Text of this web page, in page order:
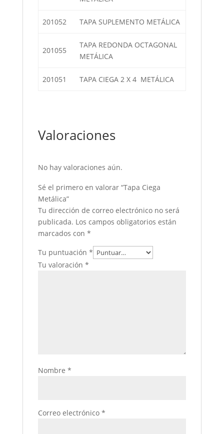
201052 TAPA SUPLEMENTO METÁLICA
201055
TAPA REDONDA OCTAGONAL
METÁLICA
201051 TAPA CIEGA 2 X 4 METÁLICA
Valoraciones
No hay valoraciones aún.
Sé el primero en valorar “Tapa Ciega
Metálica”
Tu dirección de correo electrónico no será
publicada. Los campos obligatorios están
marcados con *
Tu puntuación *
Tu valoración *
Nombre *
Correo electrónico *